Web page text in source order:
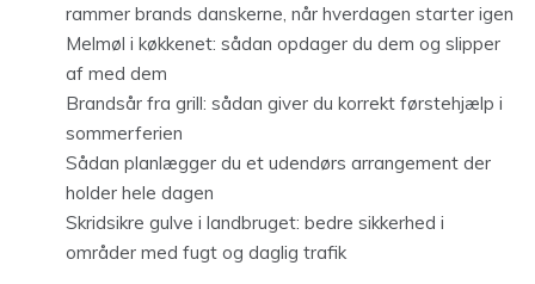
rammer brands danskerne, når hverdagen starter igen
Melmøl i køkkenet: sådan opdager du dem og slipper
af med dem
Brandsår fra grill: sådan giver du korrekt førstehjælp i
sommerferien
Sådan planlægger du et udendørs arrangement der
holder hele dagen
Skridsikre gulve i landbruget: bedre sikkerhed i
områder med fugt og daglig trafik